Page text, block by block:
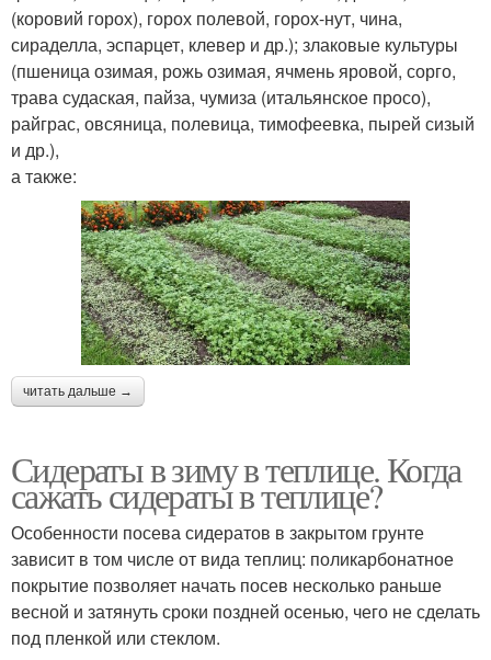
(коровий горох), горох полевой, горох-нут, чина,
сираделла, эспарцет, клевер и др.); злаковые культуры
(пшеница озимая, рожь озимая, ячмень яровой, сорго,
трава судаская, пайза, чумиза (итальянское просо),
райграс, овсяница, полевица, тимофеевка, пырей сизый
и др.),
а также:
читать дальше →
Сидераты в зиму в теплице. Когда
сажать сидераты в теплице?
Особенности посева сидератов в закрытом грунте
зависит в том числе от вида теплиц: поликарбонатное
покрытие позволяет начать посев несколько раньше
весной и затянуть сроки поздней осенью, чего не сделать
под пленкой или стеклом.